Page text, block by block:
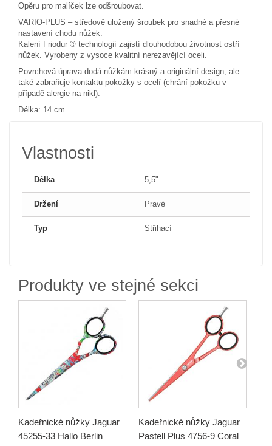
Opěru pro malíček lze odšroubovat.
VARIO-PLUS – středově uložený šroubek pro snadné a přesné
nastavení chodu nůžek.
Kalení Friodur ® technologií zajistí dlouhodobou životnost ostří
nůžek. Vyrobeny z vysoce kvalitní nerezavějící oceli.
Povrchová úprava dodá nůžkám krásný a originální design, ale
také zabraňuje kontaktu pokožky s ocelí (chrání pokožku v
případě alergie na nikl).
Délka: 14 cm
Vlastnosti
Délka 5,5"
Držení Pravé
Typ Střihací
Produkty ve stejné sekci
Kadeřnické nůžky Jaguar
45255-33 Hallo Berlin
Kadeřnické nůžky Jaguar
Pastell Plus 4756-9 Coral